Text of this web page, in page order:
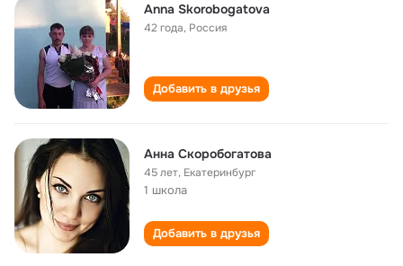
Anna Skorobogatova
42 года, Россия
Добавить в друзья
Анна Скоробогатова
45 лет, Екатеринбург
1 школа
Добавить в друзья